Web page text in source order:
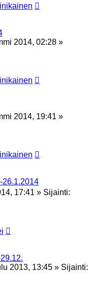
2014, 02:28 »
2014, 19:41 »
26.1.2014
17:41 » Sijainti:
2013, 13:45 » Sijainti: